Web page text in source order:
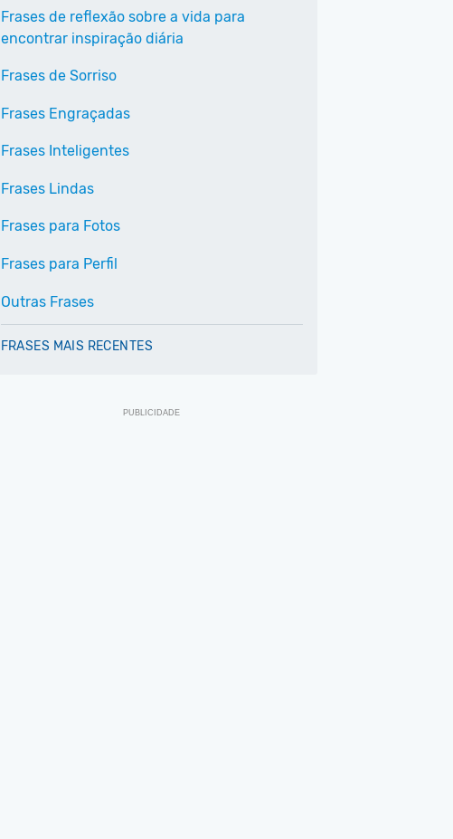
Frases de reflexão sobre a vida para
encontrar inspiração diária
Frases de Sorriso
Frases Engraçadas
Frases Inteligentes
Frases Lindas
Frases para Fotos
Frases para Perfil
Outras Frases
FRASES MAIS RECENTES